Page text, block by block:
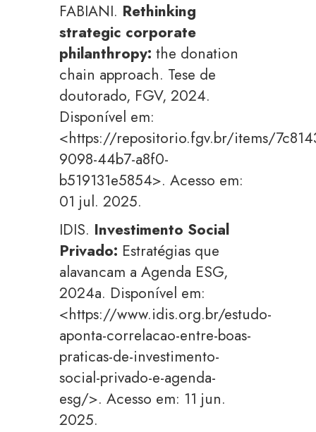
FABIANI. Rethinking
strategic corporate
philanthropy: the donation
chain approach. Tese de
doutorado, FGV, 2024.
Disponível em:
<https://repositorio.fgv.br/items/
9098-44b7-a8f0-
b519131e5854>. Acesso em:
01 jul. 2025.
IDIS. Investimento Social
Privado: Estratégias que
alavancam a Agenda ESG,
2024a. Disponível em:
<https://www.idis.org.br/estudo-
aponta-correlacao-entre-boas-
praticas-de-investimento-
social-privado-e-agenda-
esg/>. Acesso em: 11 jun.
2025.